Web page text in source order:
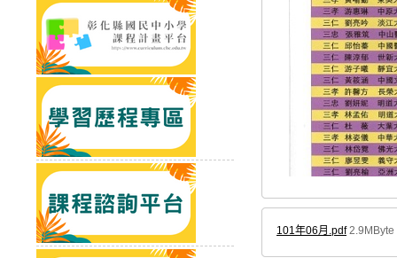
101年06月.pdf 2.9MByte